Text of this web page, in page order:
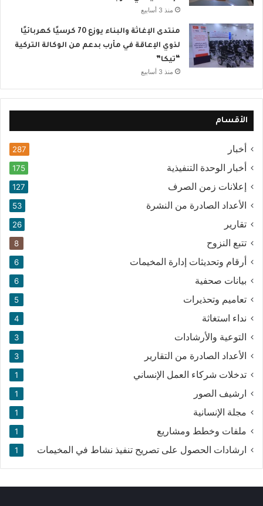
منذ 3 أسابيع
منتدى الإغاثة والبناء يوزع 70 كرسيًا كهربائيًا
لذوي الإعاقة في مأرب بدعم من الوكالة التركية
“تيكا”
منذ 3 أسابيع
الأقسام
أخبار 287
أخبار الوحدة التنفيذية 175
إعلانات زمن الصرف 127
الأعداد الصادرة من النشرة 53
تقارير 26
تتبع النزوح 8
أرقام وتحديثات إدارة المخيمات 6
بيانات صحفية 6
تعاميم وتحذيرات 5
نداء استغاثة 4
التوعية والأرشادات 3
الأعداد الصادرة من التقارير 3
تدخلات شركاء العمل الإنساني 1
ارشيف الصور 1
مجلة الإنسانية 1
ملفات وخطط ومشاريع 1
ارشادات الحصول على تصريح تنفيذ نشاط في المخيمات 1